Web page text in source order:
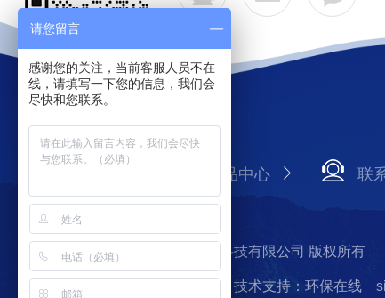
产品中心 联
Copyright © 2026 上海必泰生物科技有限公司 版权所有
备案号：沪ICP备14020995号-1 技术支持：环保在线
请您留言
感谢您的关注，当前客服人员不在
线，请填写一下您的信息，我们会
尽快和您联系。